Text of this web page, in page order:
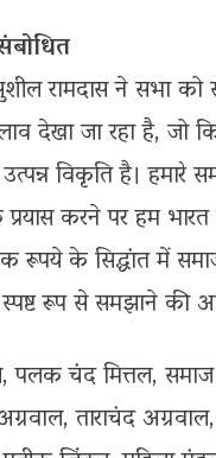
रामदास ने सभा
जा रहा है, जो कि
विकृति है। हमारे
करने पर हम
के सिद्धांत में
रूप से समझाने की
पलक चंद मित्तल,
ताराचंद